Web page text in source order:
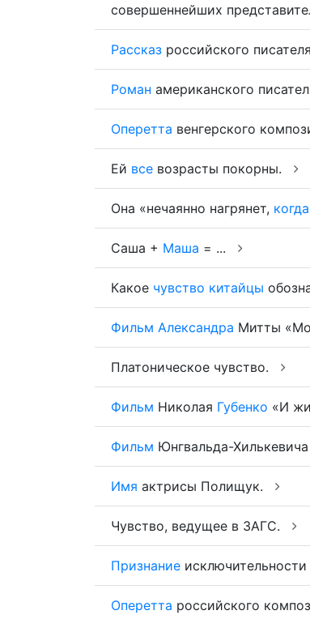
совершеннейших
Рассказ российского
Роман американского
Оперетта венгерского
Ей все возрасты покорны.
Она «нечаянно нагрянет, когда
Саша + Маша = ...
Какое чувство китайцы
Фильм Александра Митты
Платоническое чувство.
Фильм Николая Губенко «И
Фильм Юнгвальда-
Имя актрисы Полищук.
Чувство, ведущее в ЗАГС.
Признание исключительности
Оперетта российского